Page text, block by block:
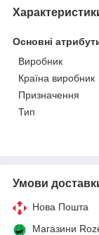
Основні
Виробник
Країна виробник
Призначення
Тип
Умови
Нова Пошта
Магазини